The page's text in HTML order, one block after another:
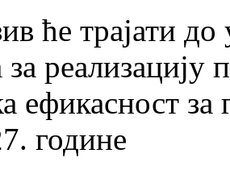
ће трајати
за реализацију
ефикасност
године